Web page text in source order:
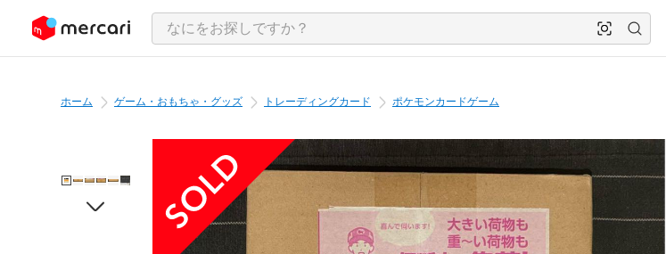
ツにスキップ
ホーム ゲーム・おもちゃ・グッズ トレーディングカード ポケモンカードゲーム